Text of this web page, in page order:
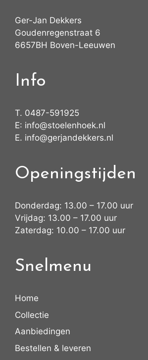
Ger-Jan Dekkers
Goudenregenstraat 6
6657BH Boven-Leeuwen
Info
T. 0487-591925
E: info@stoelenhoek.nl
E. info@gerjandekkers.nl
Openingstijden
Donderdag: 13.00 – 17.00 uur
Vrijdag: 13.00 – 17.00 uur
Zaterdag: 10.00 – 17.00 uur
Snelmenu
Home
Collectie
Aanbiedingen
Bestellen & leveren